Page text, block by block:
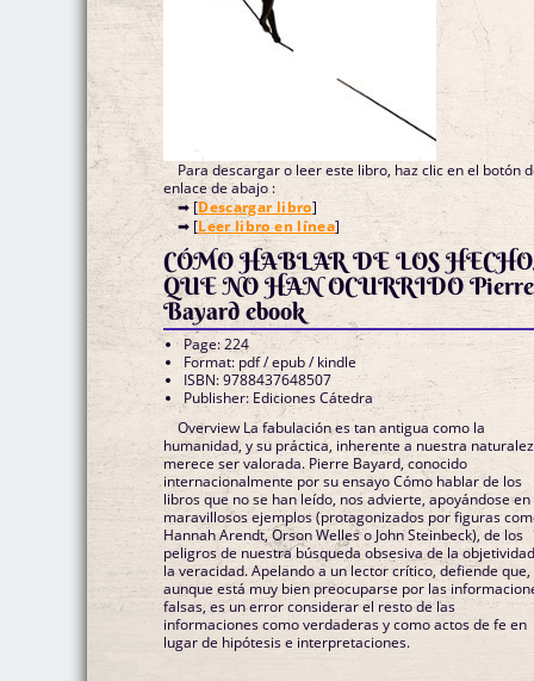
Para descargar o leer este libro, haz clic en el botón
enlace de abajo :
➡ [Descargar libro]
➡ [Leer libro en línea]
CÓMO HABLAR DE LOS
QUE NO HAN OCURRIDO Pierre
Bayard ebook
Page: 224
Format: pdf / epub / kindle
ISBN: 9788437648507
Publisher: Ediciones Cátedra
Overview La fabulación es tan antigua como la
humanidad, y su práctica, inherente a nuestra
merece ser valorada. Pierre Bayard, conocido
internacionalmente por su ensayo Cómo hablar de los
libros que no se han leído, nos advierte, apoyándose en
maravillosos ejemplos (protagonizados por figuras
Hannah Arendt, Orson Welles o John Steinbeck), de los
peligros de nuestra búsqueda obsesiva de la
la veracidad. Apelando a un lector crítico, defiende que,
aunque está muy bien preocuparse por las
falsas, es un error considerar el resto de las
informaciones como verdaderas y como actos de fe en
lugar de hipótesis e interpretaciones.